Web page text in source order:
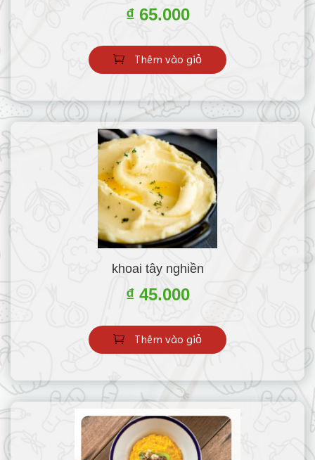
₫ 65.000
Thêm vào giỏ
khoai tây nghiền
₫ 45.000
Thêm vào giỏ